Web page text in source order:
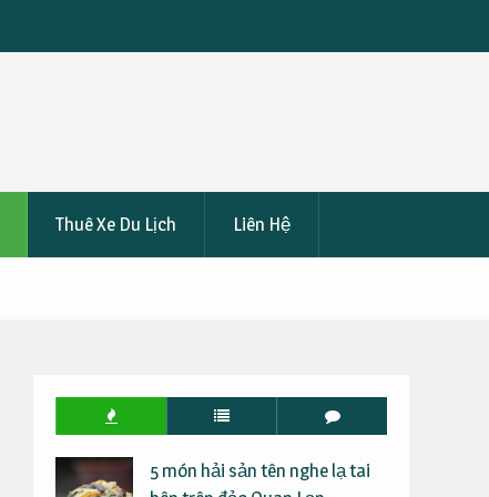
Tàu
Thuê Xe Du Lịch Liên Hệ
5 món hải sản tên nghe lạ tai